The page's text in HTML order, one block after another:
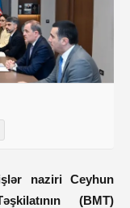
naziri Ceyhun
(BMT)